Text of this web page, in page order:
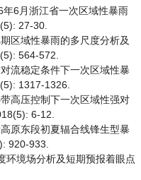
6月浙江省一次区域性暴雨
27-30.
区域性暴雨的多尺度分析及
564-572.
流稳定条件下一次区域性暴
1317-1326.
高压控制下一次区域性强对
6-12.
原东段初夏辐合线锋生型暴
920-933.
环境场分析及短期预报着眼点